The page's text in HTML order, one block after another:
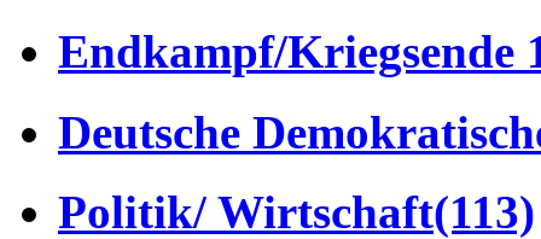
Endkampf/Kriegsende
Deutsche
Politik/ Wirtschaft(113)